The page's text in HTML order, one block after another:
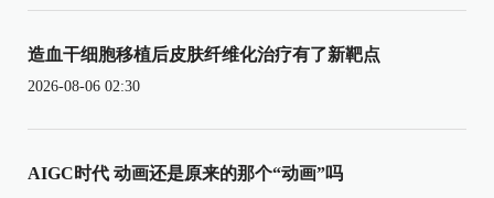
造血干细胞移植后皮肤纤维化治疗有了新靶点
2026-08-06 02:30
AIGC时代 动画还是原来的那个“动画”吗